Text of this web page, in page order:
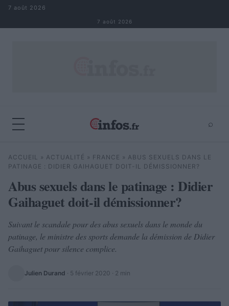
Aller au contenu
7 août 2026
7 août 2026
⌕
Rechercher ⌕ ×
ACCUEIL » ACTUALITÉ » FRANCE » ABUS SEXUELS DANS LE
PATINAGE : DIDIER GAIHAGUET DOIT-IL DÉMISSIONNER?
Abus sexuels dans le patinage : Didier
Gaihaguet doit-il démissionner?
Suivant le scandale pour des abus sexuels dans le monde du
patinage, le ministre des sports demande la démission de Didier
Gaihaguet pour silence complice.
Julien Durand · 5 février 2020 · 2 min